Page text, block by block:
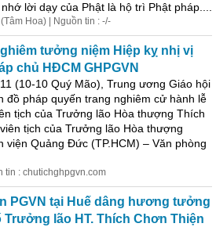
lời dạy của Phật là hộ trì Phật pháp....
Hoa) | Nguồn tin : -/-
tưởng niệm Hiệp kỵ nhị vị
chủ HĐCM GHPGVN
(10-10 Quý Mão), Trung ương Giáo hội
đồ pháp quyến trang nghiêm cử hành lễ
tịch của Trưởng lão Hòa thượng Thích
tịch của Trưởng lão Hòa thượng
viện Quảng Đức (TP.HCM) – Văn phòng
tin : chutichghpgvn.com
PGVN tại Huế dâng hương tưởng
Trưởng lão HT. Thích Chơn Thiện